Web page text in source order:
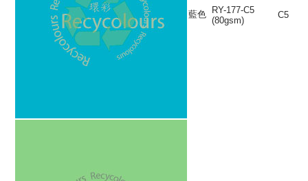
藍色
RY-177-C5
(80gsm)
C5